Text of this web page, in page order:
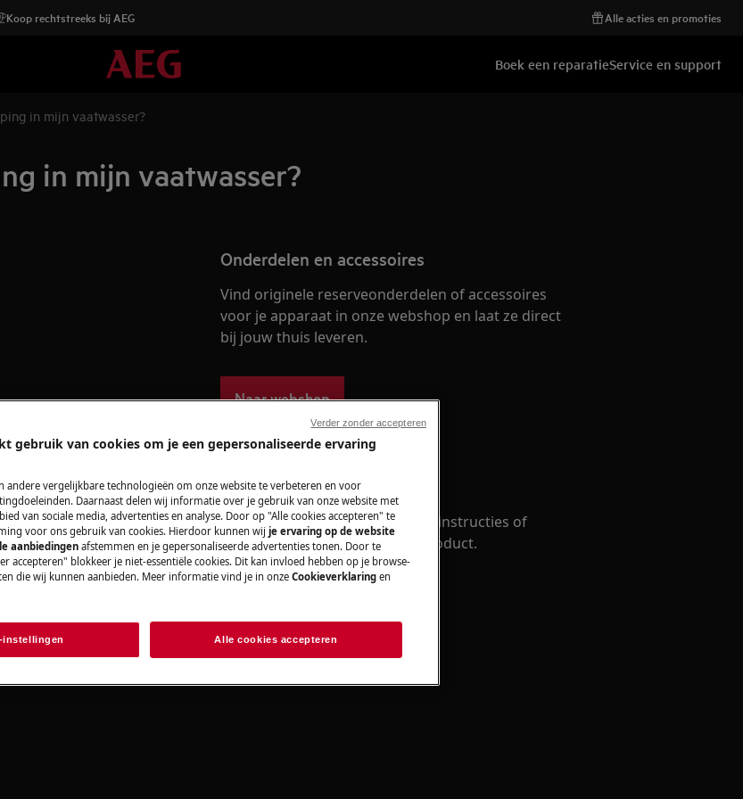
Koop rechtstreeks bij AEG Alle acties en promoties
Boek een reparatieService en support
in mijn vaatwasser?
in mijn vaatwasser?
ophopen is in het
deze als eerst te reinigen;
Onderdelen en accessoires
Vind originele reserveonderdelen of accessoires
voor je apparaat in onze webshop en laat ze direct
bij jouw thuis leveren.
Naar webshop
Zoek uw handleiding
Los problemen op en zoek naar instructies of
andere documentatie over je product.
gebruik van cookies om je een gepersonaliseerde ervaring
andere vergelijkbare technologieën om onze website te verbeteren en voor
Daarnaast delen wij informatie over je gebruik van onze website met
van sociale media, advertenties en analyse. Door op "Alle cookies accepteren" te
voor ons gebruik van cookies. Hierdoor kunnen wij je ervaring op de website
aanbiedingen afstemmen en je gepersonaliseerde advertenties tonen. Door te
accepteren" blokkeer je niet-essentiële cookies. Dit kan invloed hebben op je browse-
die wij kunnen aanbieden. Meer informatie vind je in onze Cookieverklaring en
instellingen Alle cookies accepteren
Verder zonder accepteren